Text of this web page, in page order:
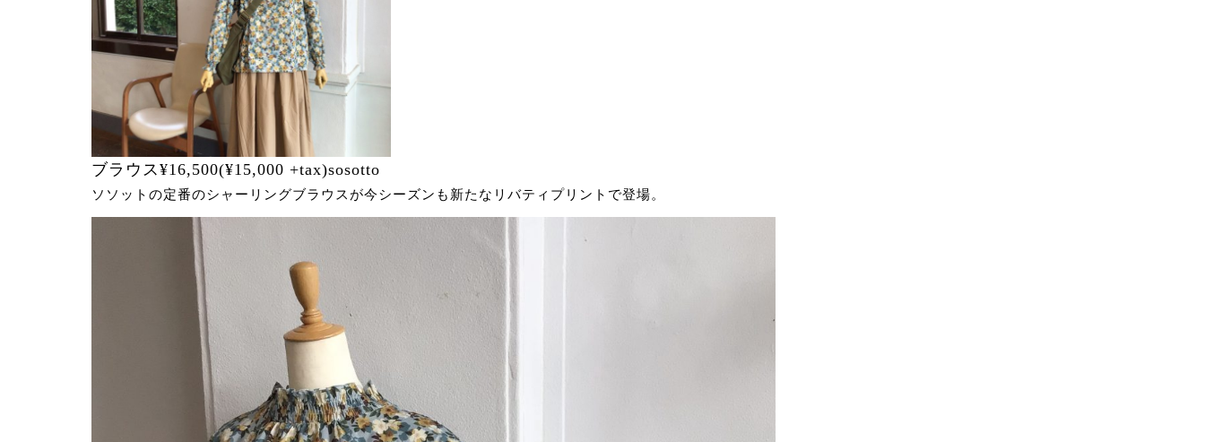
ブラウス¥16,500(¥15,000 +tax)sosotto
ソソットの定番のシャーリングブラウスが今シーズンも新たなリバティプリントで登場。